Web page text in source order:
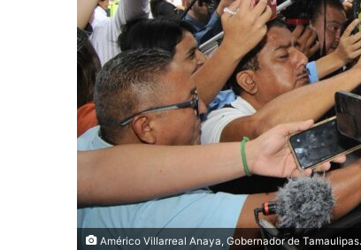
Américo Villarreal Anaya, Gobernador de Tamaulipas.